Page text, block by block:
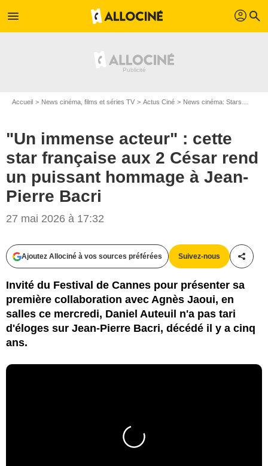
menu profil search
Accueil News cinéma, films et séries TV Actus Ciné News cinéma: Stars
"Un immense acteur" : cette
star française aux 2 César rend
un puissant hommage à Jean-
Pierre Bacri
27 mai 2026 à 17:32
Ajoutez Allociné à vos sources préférées Suivez-nous
Invité du Festival de Cannes pour présenter sa
première collaboration avec Agnès Jaoui, en
salles ce mercredi, Daniel Auteuil n'a pas tari
d'éloges sur Jean-Pierre Bacri, décédé il y a cinq
ans.